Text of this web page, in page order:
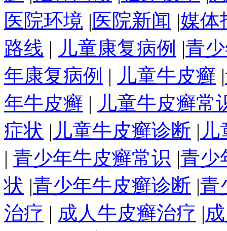
医院环境 |医院新闻 |媒体
路线 | 儿童康复病例 |青
年康复病例 | 儿童牛皮癣 |
年牛皮癣 | 儿童牛皮癣常
症状 | 儿童牛皮癣诊断 |
| 青少年牛皮癣常识 |青少
状 |青少年牛皮癣诊断 |青
治疗 | 成人牛皮癣治疗 |